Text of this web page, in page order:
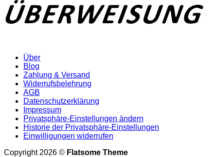
Über
Blog
Zahlung & Versand
Widerrufsbelehrung
AGB
Datenschutzerklärung
Impressum
Privatsphäre-Einstellungen ändern
Historie der Privatsphäre-Einstellungen
Einwilligungen widerrufen
Copyright 2026 © Flatsome Theme